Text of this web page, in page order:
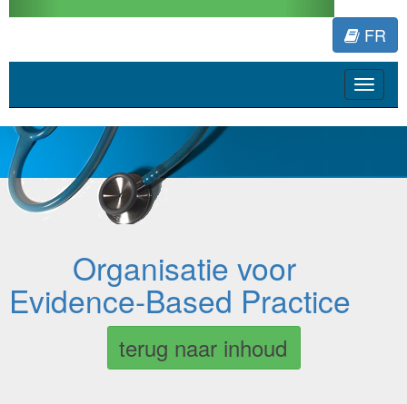
FR
Toggle
Organisatie voor
Evidence-Based Practice
terug naar inhoud